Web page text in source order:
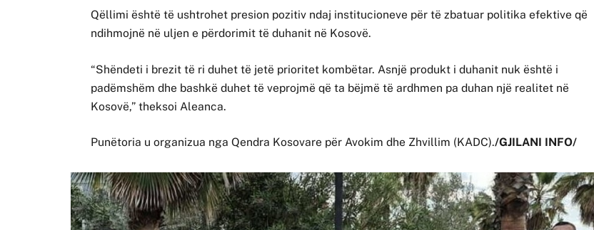
Qëllimi është të ushtrohet presion pozitiv ndaj institucioneve për të zbatuar politika efektive që
ndihmojnë në uljen e përdorimit të duhanit në Kosovë.
“Shëndeti i brezit të ri duhet të jetë prioritet kombëtar. Asnjë produkt i duhanit nuk është i
padëmshëm dhe bashkë duhet të veprojmë që ta bëjmë të ardhmen pa duhan një realitet në
Kosovë,” theksoi Aleanca.
Punëtoria u organizua nga Qendra Kosovare për Avokim dhe Zhvillim (KADC)./GJILANI INFO/